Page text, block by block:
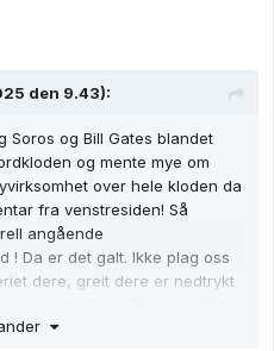
den 9.43):
Soros og Bill Gates blandet
og mente mye om
over hele kloden da
fra venstresiden! Så
angående
! Da er det galt. Ikke plag oss
dere, greit dere er nedtrykt
ut av tåken, i alle fall prøv på